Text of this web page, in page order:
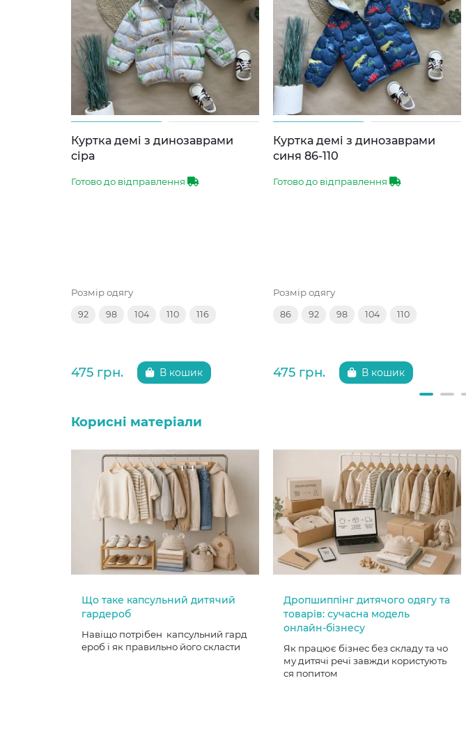
Куртка демі з динозаврами
сіра
Готово до відправлення
Розмір одягу
92 98 104 110 116
475 грн. В кошик
Куртка демі з динозаврами
синя 86-110
Готово до відправлення
Розмір одягу
86 92 98 104 110
475 грн. В кошик
Корисні матеріали
Що таке капсульний дитячий
гардероб
Навіщо потрібен капсульний гард
ероб і як правильно його скласти
Дропшиппінг дитячого одягу та
товарів: сучасна модель
онлайн-бізнесу
Як працює бізнес без складу та чо
му дитячі речі завжди користують
ся попитом